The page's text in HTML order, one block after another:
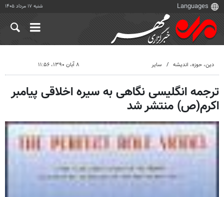
شنبه ۱۷ مرداد ۱۴۰۵
دين، حوزه، انديشه سایر ۸ آبان ۱۳۹۰، ۱۱:۵۶
ترجمه انگلیسى نگاهى به سیره‌ اخلاقى پیامبر
اکرم(ص) منتشر شد